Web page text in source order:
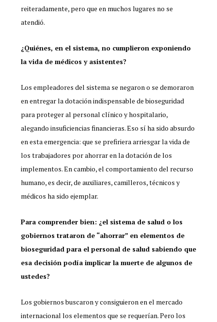
reiteradamente, pero que en muchos lugares no se
atendió.
¿Quiénes, en el sistema, no cumplieron exponiendo
la vida de médicos y asistentes?
Los empleadores del sistema se negaron o se demoraron
en entregar la dotación indispensable de bioseguridad
para proteger al personal clínico y hospitalario,
alegando insuficiencias financieras. Eso sí ha sido absurdo
en esta emergencia: que se prefiriera arriesgar la vida de
los trabajadores por ahorrar en la dotación de los
implementos. En cambio, el comportamiento del recurso
humano, es decir, de auxiliares, camilleros, técnicos y
médicos ha sido ejemplar.
Para comprender bien: ¿el sistema de salud o los
gobiernos trataron de “ahorrar” en elementos de
bioseguridad para el personal de salud sabiendo que
esa decisión podía implicar la muerte de algunos de
ustedes?
Los gobiernos buscaron y consiguieron en el mercado
internacional los elementos que se requerían. Pero los